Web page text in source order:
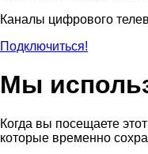
Каналы цифрового
Подключиться!
Мы
Когда вы посещаете
которые временно